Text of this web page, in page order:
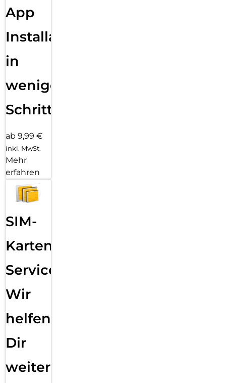
App
Installation
in
wenigen
Schritten
ab 9,99 €
inkl. MwSt.
Mehr
erfahren
SIM-
Karten
Service:
Wir
helfen
Dir
weiter